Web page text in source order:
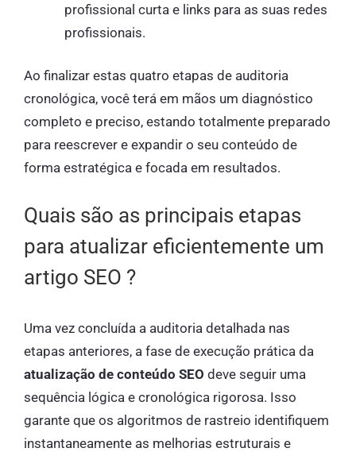
profissional curta e links para as suas redes
profissionais.
Ao finalizar estas quatro etapas de auditoria
cronológica, você terá em mãos um diagnóstico
completo e preciso, estando totalmente preparado
para reescrever e expandir o seu conteúdo de
forma estratégica e focada em resultados.
Quais são as principais etapas
para atualizar eficientemente um
artigo SEO ?
Uma vez concluída a auditoria detalhada nas
etapas anteriores, a fase de execução prática da
atualização de conteúdo SEO deve seguir uma
sequência lógica e cronológica rigorosa. Isso
garante que os algoritmos de rastreio identifiquem
instantaneamente as melhorias estruturais e